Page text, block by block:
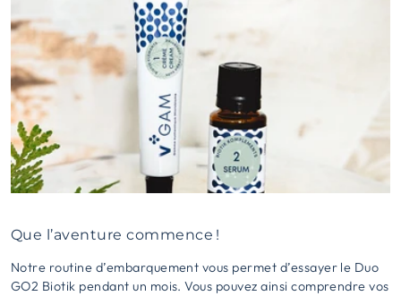
Que l’aventure commence !
Notre routine d’embarquement vous permet d’essayer le Duo
GO2 Biotik pendant un mois. Vous pouvez ainsi comprendre vos